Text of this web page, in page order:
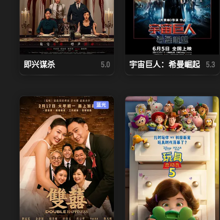
即兴谋杀 5.0 宇宙巨人：希曼崛起 5.3
蓝光